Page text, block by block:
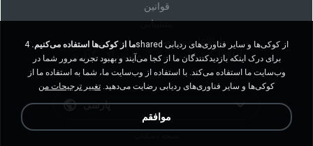
قوانين
پشتیبانی
اطلاعات شخصی من را نفروشید
اطلاعات شخصی من را به اشتراک نگذارید
پارسی
ما از کوکی‌ها استفاده می‌کنیم. 4shared از کوکی‌ها و سایر فناوری‌های ردیابی
برای درک اینکه بازدیدکنندگان ما از کجا می‌آیند و بهبود تجربه مرور شما در
وب‌سایت ما استفاده می‌کند. با استفاده از وب‌سایت ما، شما به استفاده ما از
کوکی‌ها و سایر فناوری‌های ردیابی رضایت می‌دهید. تغییر ترجیحات من
موافقم